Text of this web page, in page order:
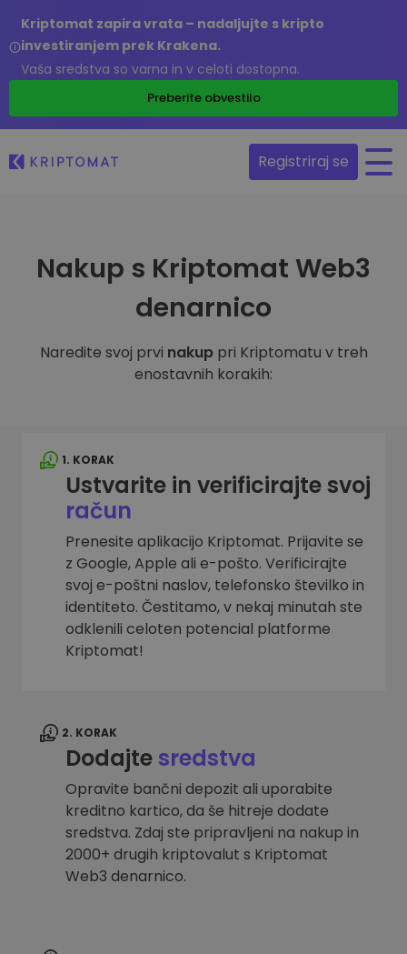
Kriptomat zapira vrata – nadaljujte s kripto
investiranjem prek Krakena.
Vaša sredstva so varna in v celoti dostopna.
Preberite obvestilo
Registriraj se
Nakup s Kriptomat Web3
denarnico
Naredite svoj prvi nakuppri Kriptomatu v treh
enostavnih korakih:
1. KORAK
Ustvarite in verificirajte svoj
račun
Prenesite aplikacijo Kriptomat. Prijavite se
z Google, Apple ali e-pošto. Verificirajte
svoj e-poštni naslov, telefonsko številko in
identiteto. Čestitamo, v nekaj minutah ste
odklenili celoten potencial platforme
Kriptomat!
2. KORAK
Dodajtesredstva
Opravite bančni depozit ali uporabite
kreditno kartico, da še hitreje dodate
sredstva. Zdaj ste pripravljeni na nakup in
2000+ drugih kriptovalut s Kriptomat
Web3 denarnico.